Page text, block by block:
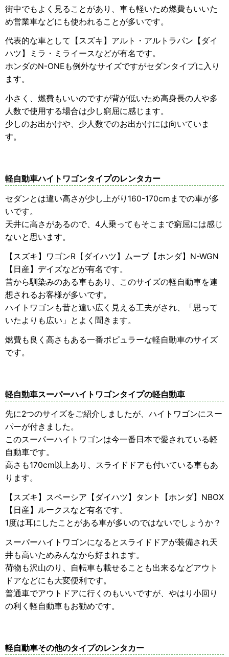
街中でもよく見ることがあり、車も軽いため燃費もいいた
め営業車などにも使われることが多いです。
代表的な車として【スズキ】アルト・アルトラパン【ダイ
ハツ】ミラ・ミライースなどが有名です。
ホンダのN-ONEも例外なサイズですがセダンタイプに入り
ます。
小さく、燃費もいいのですが背が低いため高身長の人や多
人数で使用する場合は少し窮屈に感じます。
少しのお出かけや、少人数でのお出かけには向いていま
す。
軽自動車ハイトワゴンタイプのレンタカー
セダンとは違い高さが少し上がり160-170cmまでの車が多
いです。
天井に高さがあるので、4人乗ってもそこまで窮屈には感じ
ないと思います。
【スズキ】ワゴンR【ダイハツ】ムーブ【ホンダ】N-WGN
【日産】デイズなどが有名です。
昔から馴染みのある車もあり、このサイズの軽自動車を連
想されるお客様が多いです。
ハイトワゴンも昔と違い広く見える工夫がされ、「思って
いたよりも広い」とよく聞きます。
燃費も良く高さもある一番ポピュラーな軽自動車のサイズ
です。
軽自動車スーパーハイトワゴンタイプの軽自動車
先に2つのサイズをご紹介しましたが、ハイトワゴンにスー
パーが付きました。
このスーパーハイトワゴンは今一番日本で愛されている軽
自動車です。
高さも170cm以上あり、スライドドアも付いている車もあ
ります。
【スズキ】スペーシア【ダイハツ】タント【ホンダ】NBOX
【日産】ルークスなど有名です。
1度は耳にしたことがある車が多いのではないでしょうか？
スーパーハイトワゴンになるとスライドドアが装備され天
井も高いためみんなから好まれます。
荷物も沢山のり、自転車も載せることも出来るなどアウト
ドアなどにも大変便利です。
普通車でアウトドアに行くのもいいですが、やはり小回り
の利く軽自動車もお勧めです。
軽自動車その他のタイプのレンタカー